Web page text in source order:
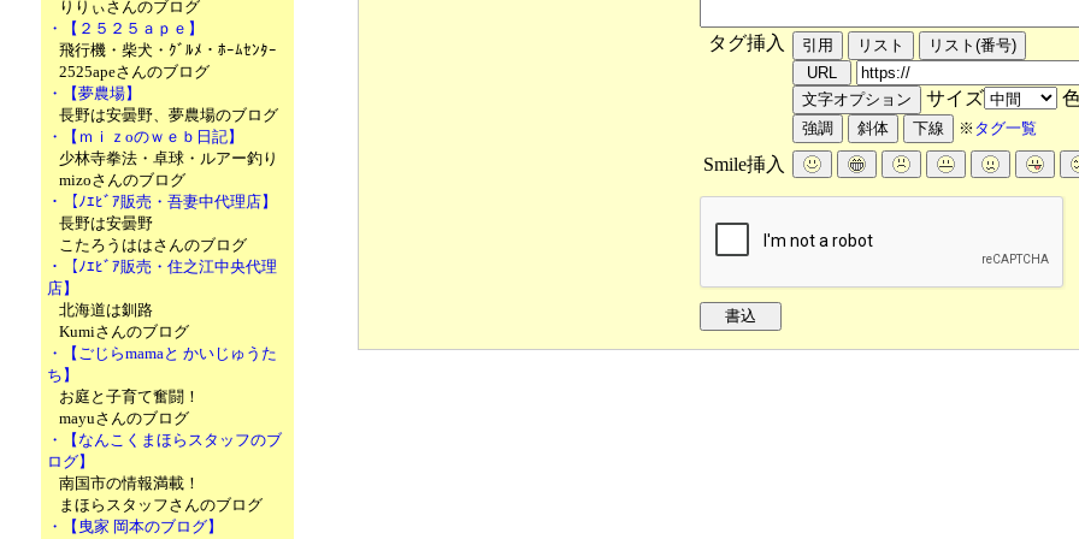
りりぃさんのブログ
・【２５２５ａｐｅ】
飛行機・柴犬・ｸﾞﾙﾒ・ﾎｰﾑｾﾝﾀｰ
2525apeさんのブログ
・【夢農場】
長野は安曇野、夢農場のブログ
・【ｍｉｚoのｗｅｂ日記】
少林寺拳法・卓球・ルアー釣り
mizoさんのブログ
・【ﾉｴﾋﾞｱ販売・吾妻中代理店】
長野は安曇野
こたろうははさんのブログ
・【ﾉｴﾋﾞｱ販売・住之江中央代理
店】
北海道は釧路
Kumiさんのブログ
・【ごじらmamaと かいじゅうた
ち】
お庭と子育て奮闘！
mayuさんのブログ
・【なんこくまほらスタッフのブ
ログ】
南国市の情報満載！
まほらスタッフさんのブログ
・【曳家 岡本のブログ】
タグ挿入
サイズ
※ タグ一覧
Smile挿入